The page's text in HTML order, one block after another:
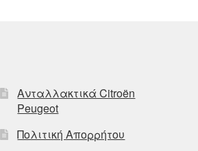
Ανταλλακτικά Citroën
Peugeot
Πολιτική Απορρήτου